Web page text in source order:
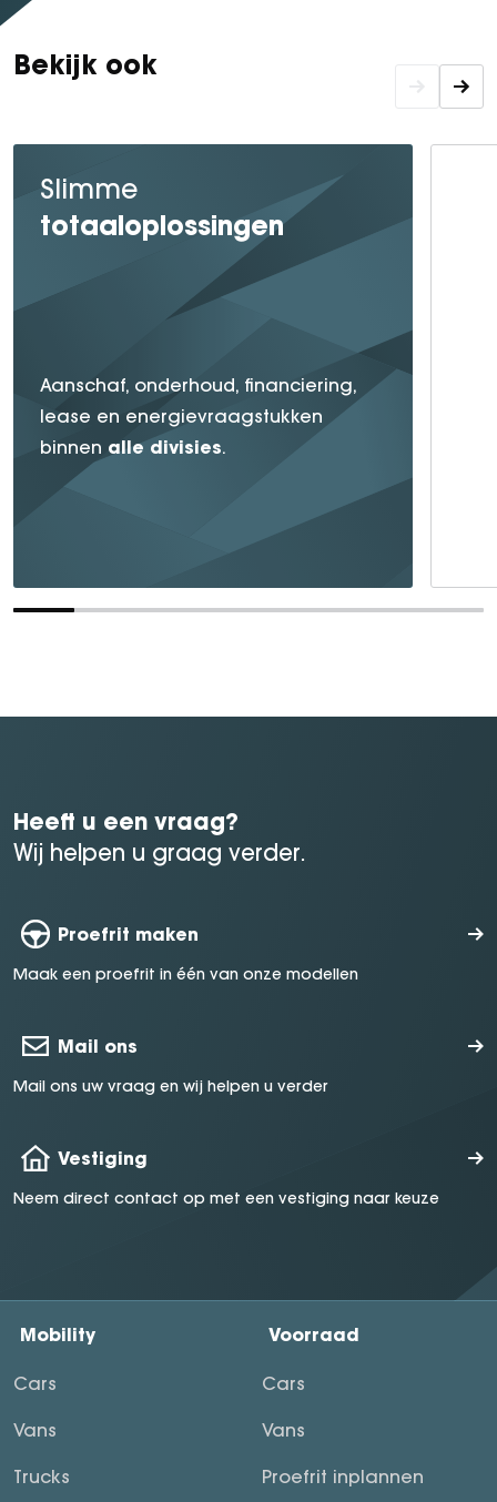
Bekijk ook
Slimme
totaaloplossingen
Aanschaf, onderhoud, financiering,
lease en energievraagstukken
binnen alle divisies.
Heeft u een vraag?
Wij helpen u graag verder.
Proefrit maken
Maak een proefrit in één van onze modellen
Mail ons
Mail ons uw vraag en wij helpen u verder
Vestiging
Neem direct contact op met een vestiging naar keuze
Mobility
Cars
Vans
Trucks
Voorraad
Cars
Vans
Proefrit inplannen